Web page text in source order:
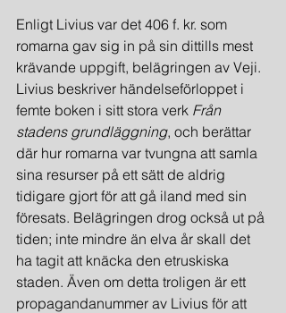
Enligt Livius var det 406 f. kr. som
romarna gav sig in på sin dittills mest
krävande uppgift, belägringen av Veji.
Livius beskriver händelseförloppet i
femte boken i sitt stora verk Från
stadens grundläggning, och berättar
där hur romarna var tvungna att samla
sina resurser på ett sätt de aldrig
tidigare gjort för att gå iland med sin
föresats. Belägringen drog också ut på
tiden; inte mindre än elva år skall det
ha tagit att knäcka den etruskiska
staden. Även om detta troligen är ett
propagandanummer av Livius för att